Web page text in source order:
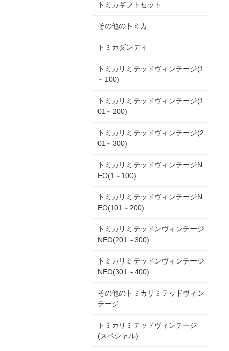
トミカギフトセット
その他のトミカ
トミカダンディ
トミカリミテッドヴィンテージ(1
～100)
トミカリミテッドヴィンテージ(1
01～200)
トミカリミテッドヴィンテージ(2
01～300)
トミカリミテッドヴィンテージN
EO(1～100)
トミカリミテッドヴィンテージN
EO(101～200)
トミカリミテッドンヴィンテージ
NEO(201～300)
トミカリミテッドンヴィンテージ
NEO(301～400)
その他のトミカリミテッドヴィン
テージ
トミカリミテッドヴィンテージ
(スペシャル)